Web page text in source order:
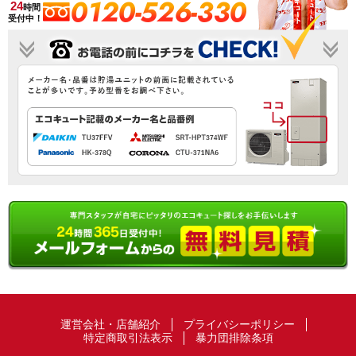
24時間
受付中！
0120-526-330
運営会社・店舗紹介
プライバシーポリシー
特定商取引法表示
暴力団排除条項